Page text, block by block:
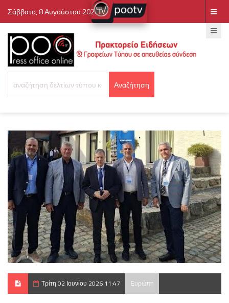
Σάββατο, 8 Αυγούστου 2026
Τρίτη 02 Ιουνίου 2026 11:47 Ευρώπη